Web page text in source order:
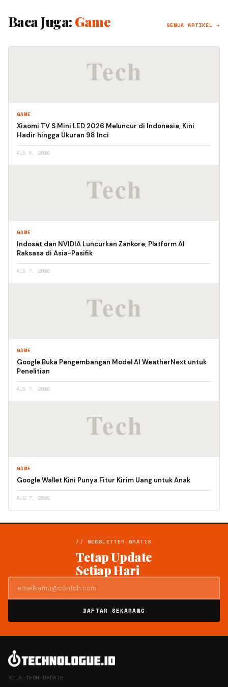
Baca Juga: Game SEMUA ARTIKEL →
GAME
Xiaomi TV S Mini LED 2026 Meluncur di Indonesia, Kini
Hadir hingga Ukuran 98 Inci
AUG 6, 2026
GAME
Indosat dan NVIDIA Luncurkan Zankore, Platform AI
Raksasa di Asia-Pasifik
AUG 7, 2026
GAME
Google Buka Pengembangan Model AI WeatherNext untuk
Penelitian
AUG 7, 2026
GAME
Google Wallet Kini Punya Fitur Kirim Uang untuk Anak
AUG 7, 2026
// NEWSLETTER GRATIS
Tetap Update
Setiap Hari
DAFTAR SEKARANG
YOUR TECH UPDATE